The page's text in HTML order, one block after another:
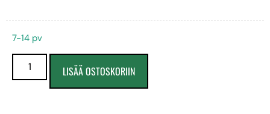
7-14 pv
LISÄÄ OSTOSKORIIN